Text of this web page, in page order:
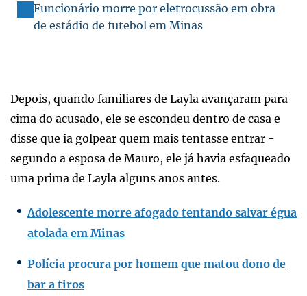
Funcionário morre por eletrocussão em obra
de estádio de futebol em Minas
Depois, quando familiares de Layla avançaram para
cima do acusado, ele se escondeu dentro de casa e
disse que ia golpear quem mais tentasse entrar -
segundo a esposa de Mauro, ele já havia esfaqueado
uma prima de Layla alguns anos antes.
Adolescente morre afogado tentando salvar égua
atolada em Minas
Polícia procura por homem que matou dono de
bar a tiros